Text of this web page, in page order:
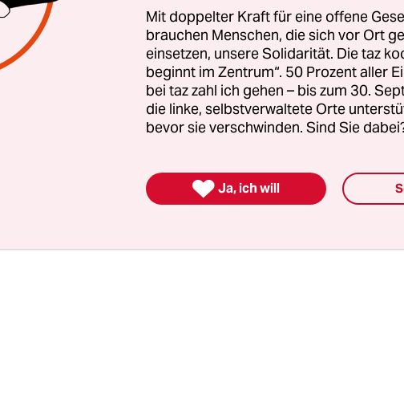
bereits vor etwa vier Wochen, dass die Zahl
wieder viel höher als in den vergangenen Jahren
Abstandsgebote und Maskenpflicht weitgehend
Mit doppelter Kraft für eine offene
brauchen Menschen, die sich vor Ort
einsetzen, unsere Solidarität. Die taz
beginnt im Zentrum“. 50 Prozent aller
bei taz zahl ich gehen – bis zum 30.
die linke, selbstverwaltete Orte
bevor sie verschwinden. Sind Sie
 Ja, ich will